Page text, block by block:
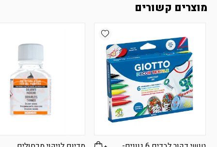
מוצרים קשורים
Add wishlist